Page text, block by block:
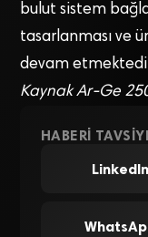
bulut sistem
tasarlanması ve
devam
Kaynak Ar-Ge
HABERI
LinkedIn